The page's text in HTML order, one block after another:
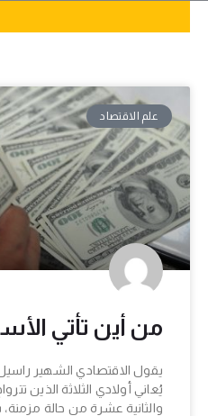
علم الاقتصاد
من أين تأتي
يُعاني أولادي الثلاثة الذين
والثانية عشرة من حالة